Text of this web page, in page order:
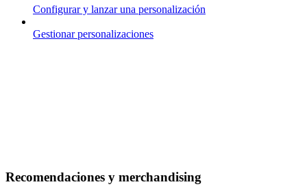
Configurar y lanzar una personalización
Gestionar personalizaciones
Recomendaciones y merchandising